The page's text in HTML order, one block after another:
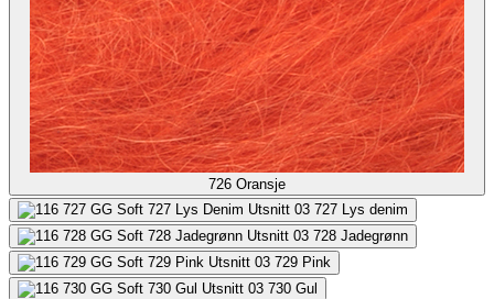
726 Oransje
727 Lys denim
728 Jadegrønn
729 Pink
730 Gul